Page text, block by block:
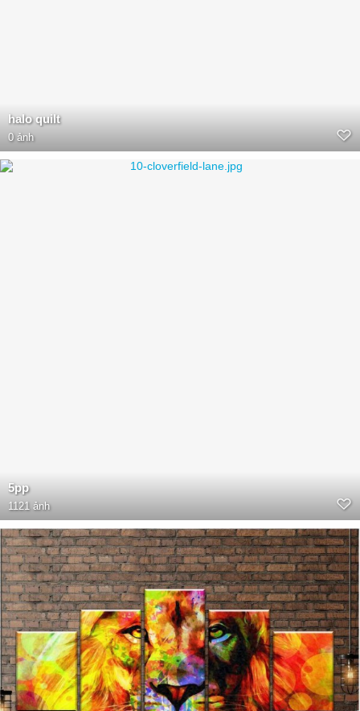
halo quilt
0 ảnh
5pp
1121 ảnh